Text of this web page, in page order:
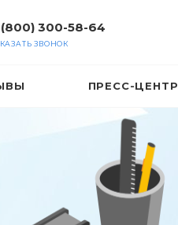
300-58-64
ЗВОНОК
ПРЕСС-ЦЕНТР